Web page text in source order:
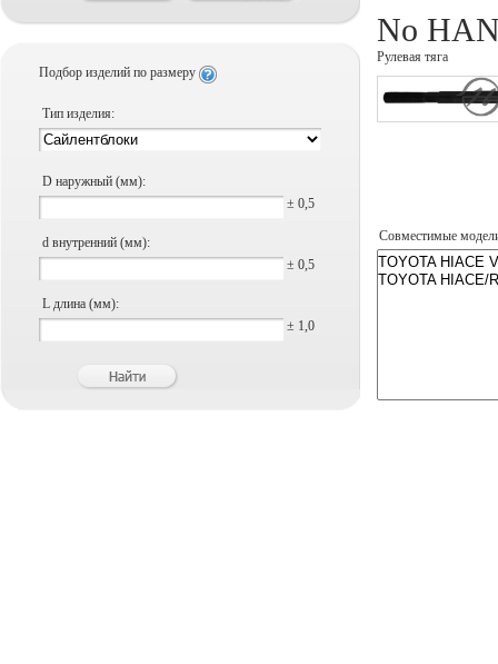
Подбор изделий по размеру
Тип изделия:
D наружный (мм):
± 0,5
d внутренний (мм):
± 0,5
L длина (мм):
± 1,0
No
Рулевая тяга
Совместимые